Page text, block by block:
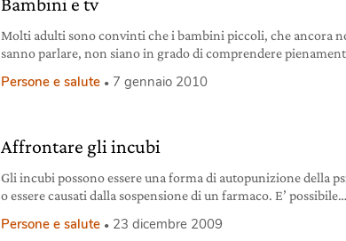
Molti adulti sono convinti che i bambini piccoli, che ancora
sanno parlare, non siano in grado di comprendere
Persone e salute 7 gennaio 2010
Affrontare gli incubi
Gli incubi possono essere una forma di autopunizione della
o essere causati dalla sospensione di un farmaco. E’ possibile
Persone e salute 23 dicembre 2009